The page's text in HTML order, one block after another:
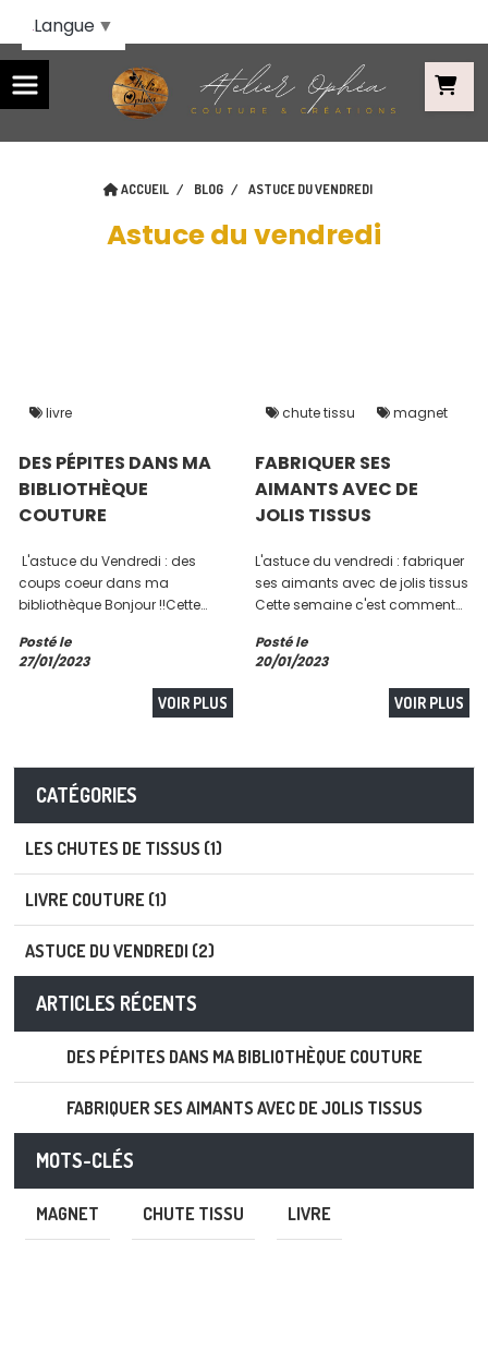
ACCUEIL BLOG ASTUCE DU VENDREDI
Astuce du vendredi
DES PÉPITES DANS MA
BIBLIOTHÈQUE
COUTURE
L'astuce du Vendredi : des
coups coeur dans ma
bibliothèque Bonjour !!Cette
parler de ma collection... de
tissus ? Non j'en ai une mais ce
n'est pas ca il faudrait une
Posté le
27/01/2023
VOIR PLUS
livre
FABRIQUER SES
AIMANTS AVEC DE
JOLIS TISSUS
L'astuce du vendredi : fabriquer
ses aimants avec de jolis tissus
Cette semaine c'est comment
avec ses micros chutes en
faisant des aimants stylés On
professionnelles pour faire des
Posté le
20/01/2023
VOIR PLUS
chute tissu magnet
CATÉGORIES
LES CHUTES DE TISSUS (1)
LIVRE COUTURE (1)
ASTUCE DU VENDREDI (2)
ARTICLES RÉCENTS
DES PÉPITES DANS MA BIBLIOTHÈQUE COUTURE
FABRIQUER SES AIMANTS AVEC DE JOLIS TISSUS
MOTS-CLÉS
MAGNET CHUTE TISSU LIVRE
Langue ▼